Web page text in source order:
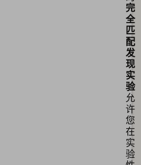
完
全
匹
配
发
现
实
验
允
许
您
在
实
验